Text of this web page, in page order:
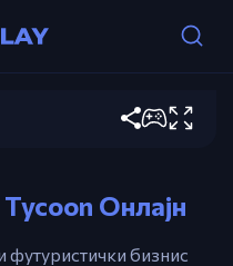
Tycoon
да генерирате
со катовите
Онлајн
футуристички бизнис